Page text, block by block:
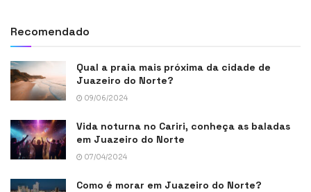
Recomendado
Qual a praia mais próxima da cidade de
Juazeiro do Norte?
09/06/2024
Vida noturna no Cariri, conheça as baladas
em Juazeiro do Norte
07/04/2024
Como é morar em Juazeiro do Norte?